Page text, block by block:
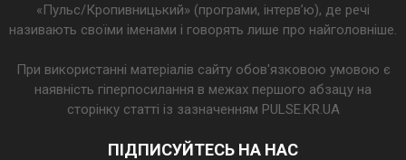
«Пульс/Кропивницький» (програми, інтерв’ю), де речі
називають своїми іменами і говорять лише про найголовніше.
При використанні матеріалів сайту обов'язковою умовою є
наявність гіперпосилання в межах першого абзацу на
сторінку статті із зазначенням PULSE.KR.UA
ПІДПИСУЙТЕСЬ НА НАС